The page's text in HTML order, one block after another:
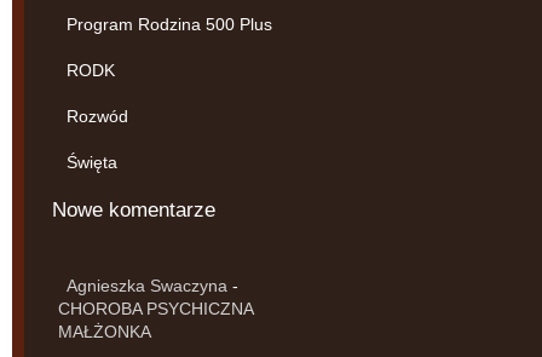
Program Rodzina 500 Plus
RODK
Rozwód
Święta
Nowe komentarze
Agnieszka Swaczyna -
CHOROBA PSYCHICZNA
MAŁŻONKA